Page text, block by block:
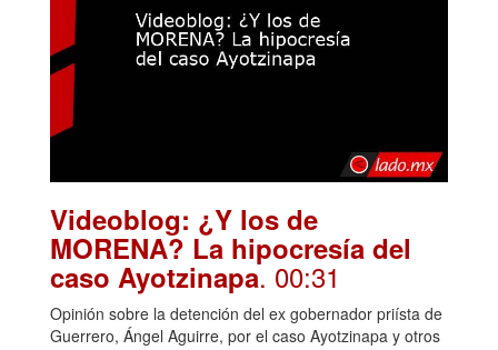
Videoblog: ¿Y los de
MORENA? La hipocresía del
caso Ayotzinapa. 00:31
Opinión sobre la detención del ex gobernador priísta de
Guerrero, Ángel Aguirre, por el caso Ayotzinapa y otros